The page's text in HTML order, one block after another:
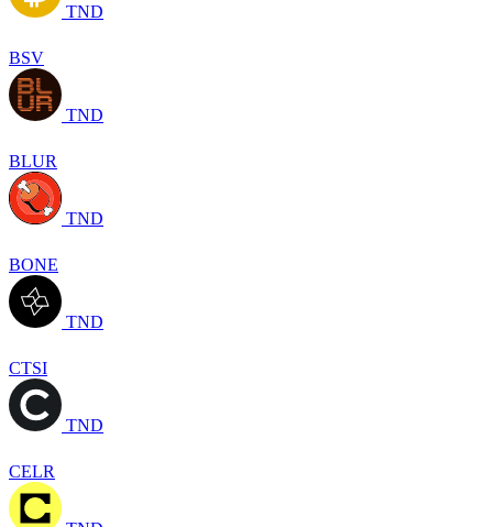
TND
BSV
TND
BLUR
TND
BONE
TND
CTSI
TND
CELR